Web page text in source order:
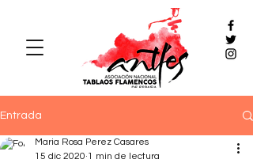
Entrada
Maria Rosa Perez Casares
15 dic 2020 1 min de lectura